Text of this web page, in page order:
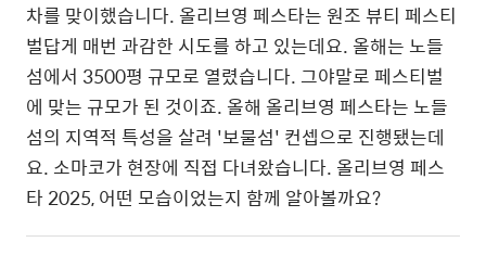
차를 맞이했습니다. 올리브영 페스타는 원조 뷰티 페스티
벌답게 매번 과감한 시도를 하고 있는데요. 올해는 노들
섬에서 3500평 규모로 열렸습니다. 그야말로 페스티벌
에 맞는 규모가 된 것이죠. 올해 올리브영 페스타는 노들
섬의 지역적 특성을 살려 '보물섬' 컨셉으로 진행됐는데
요. 소마코가 현장에 직접 다녀왔습니다. 올리브영 페스
타 2025, 어떤 모습이었는지 함께 알아볼까요?